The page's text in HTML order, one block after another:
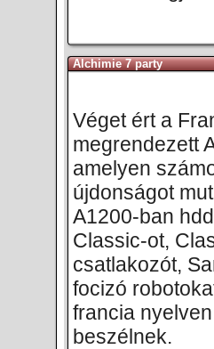
Alchimie 7 party
Véget ért a
megrendezett
amelyen
újdonságot
A1200-ban
Classic-ot,
csatlakozót,
focizó
francia
beszélnek.